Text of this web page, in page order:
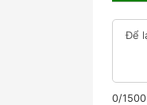
0/1500